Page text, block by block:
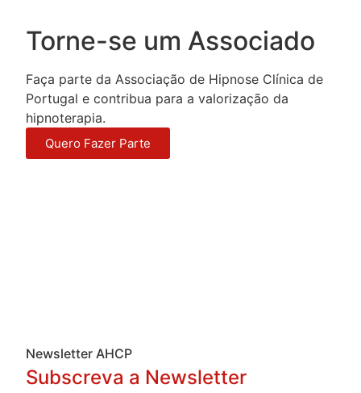
Torne-se um Associado
Faça parte da Associação de Hipnose Clínica de
Portugal e contribua para a valorização da
hipnoterapia.
Quero Fazer Parte
Newsletter AHCP
Subscreva a Newsletter